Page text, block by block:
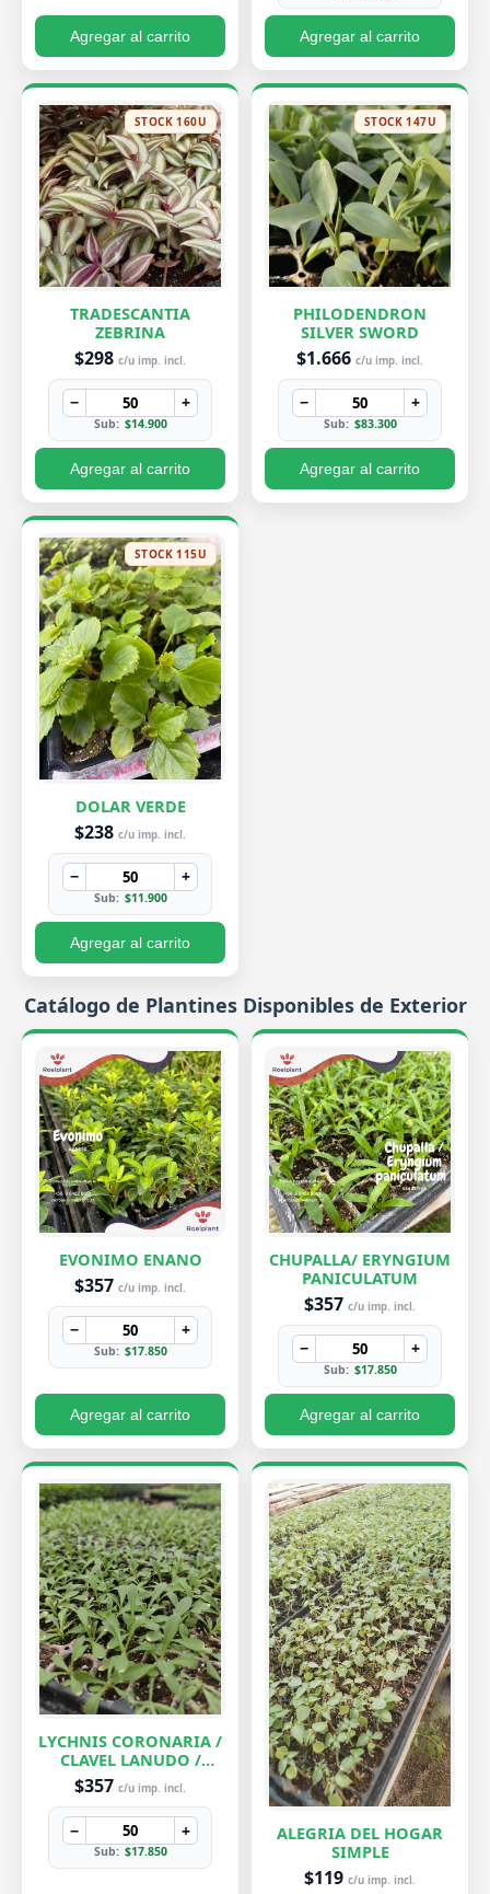
Agregar al carrito Agregar al carrito
STOCK 160U
TRADESCANTIA
ZEBRINA
$298 c/u imp. incl.
− +
Sub: $14.900
Agregar al carrito
STOCK 147U
PHILODENDRON
SILVER SWORD
$1.666 c/u imp. incl.
− +
Sub: $83.300
Agregar al carrito
STOCK 115U
DOLAR VERDE
$238 c/u imp. incl.
− +
Sub: $11.900
Agregar al carrito
Catálogo de Plantines Disponibles de Exterior
EVONIMO ENANO
$357 c/u imp. incl.
− +
Sub: $17.850
Agregar al carrito
CHUPALLA/ ERYNGIUM
PANICULATUM
$357 c/u imp. incl.
− +
Sub: $17.850
Agregar al carrito
LYCHNIS CORONARIA /
CLAVEL LANUDO /
ABUELA
$357 c/u imp. incl.
− +
Sub: $17.850
ALEGRIA DEL HOGAR
SIMPLE
$119 c/u imp. incl.